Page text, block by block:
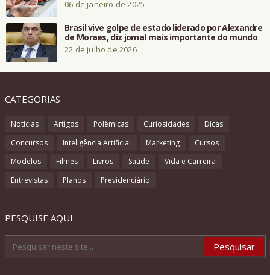
06 de janeiro de 2025
Brasil vive golpe de estado liderado por Alexandre
de Moraes, diz jornal mais importante do mundo
22 de julho de 2026
CATEGORIAS
Notícias Artigos Polêmicas Curiosidades
Dicas
Concursos
Inteligência Artificial Marketing
Cursos
Modelos
Filmes Livros Saúde
Vida e Carreira
Entrevistas
Planos Previdenciário
PESQUISE AQUI